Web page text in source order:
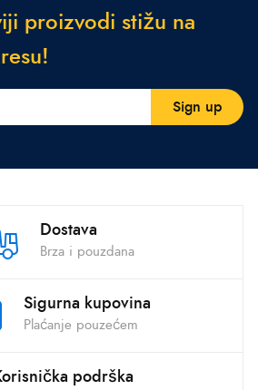
iji proizvod i stižu na
resu!
Dostava
Brza i pouzdana
Sigurna kupovina
Plaćanje pouzećem
podrška